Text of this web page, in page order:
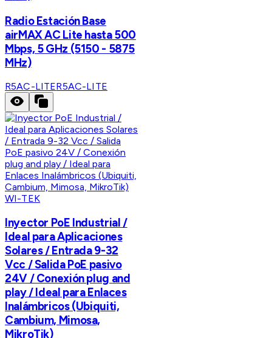
Radio Estación Base
airMAX AC Lite hasta 500
Mbps, 5 GHz (5150 - 5875
MHz)
R5AC-LITER5AC-LITE
WI-TEK
Inyector PoE Industrial /
Ideal para Aplicaciones
Solares / Entrada 9-32
Vcc / Salida PoE pasivo
24V / Conexión plug and
play / Ideal para Enlaces
Inalámbricos (Ubiquiti,
Cambium, Mimosa,
MikroTik)